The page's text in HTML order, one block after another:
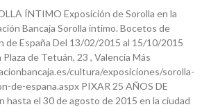
ÍNTIMO Exposición de Sorolla en la
Bancaja Sorolla íntimo. Bocetos de
de España Del 13/02/2015 al 15/10/2015
de Tetuán, 23 , Valencia Más
cultura/exposiciones/sorolla-
de-espana.aspx PIXAR 25 AÑOS DE
hasta el 30 de agosto de 2015 en la ciudad